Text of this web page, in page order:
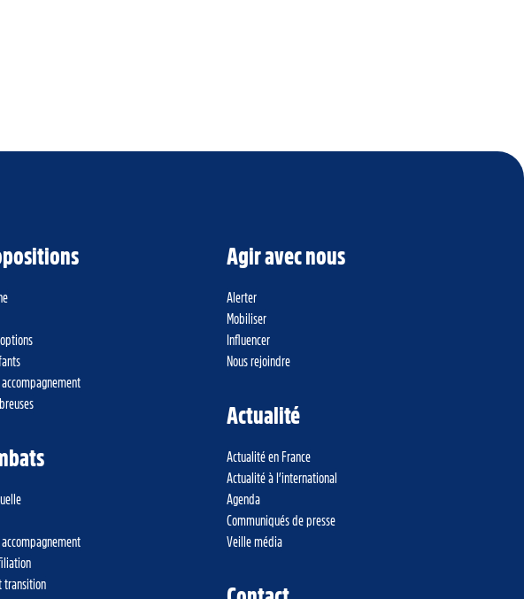
transition
Agir avec nous
Alerter
Mobiliser
Influencer
Nous rejoindre
Actualité
Actualité en France
Actualité à l’international
Agenda
Communiqués de presse
Veille média